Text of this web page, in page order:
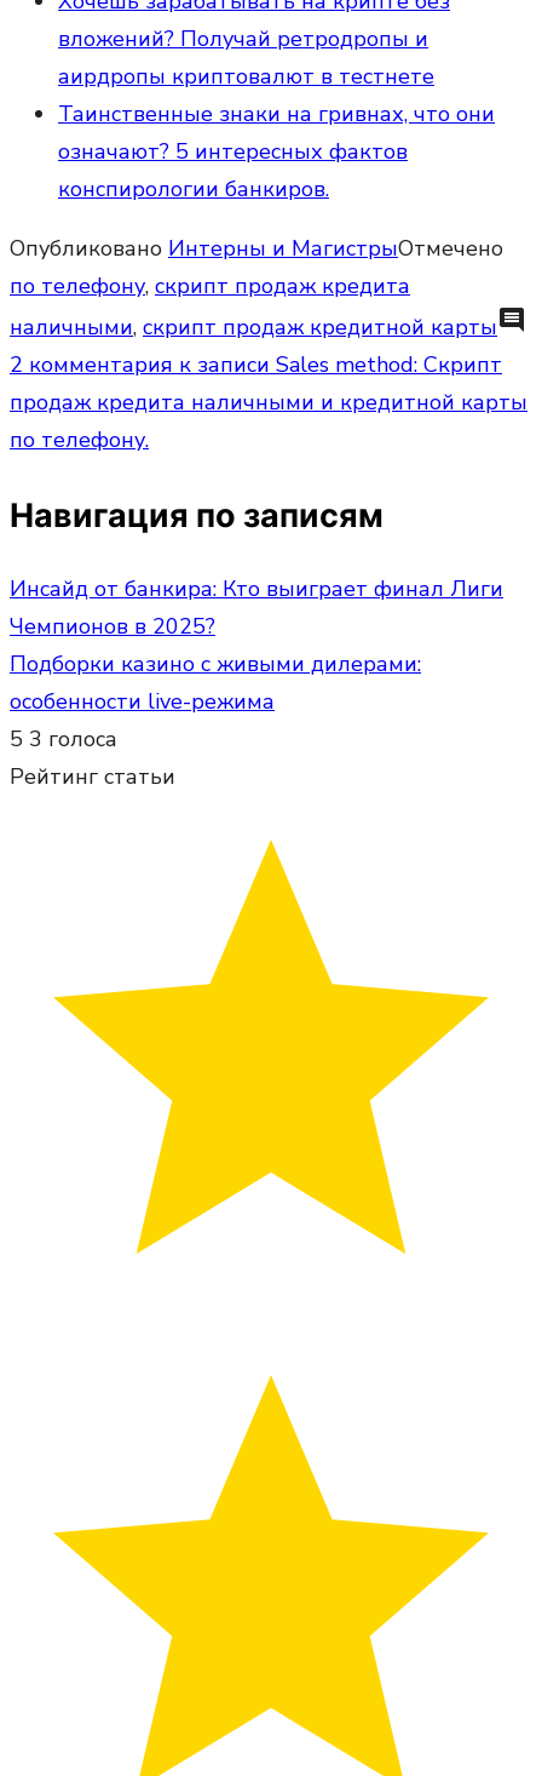
вложений? Получай ретродропы и
аирдропы криптовалют в тестнете
Таинственные знаки на гривнах, что они
означают? 5 интересных фактов
конспирологии банкиров.
Опубликовано Интерны и МагистрыОтмечено
по телефону, скрипт продаж кредита
наличными, скрипт продаж кредитной картыcomment
2 комментария к записи Sales method: Скрипт
продаж кредита наличными и кредитной карты
по телефону.
Навигация по записям
Инсайд от банкира: Кто выиграет финал Лиги
Чемпионов в 2025?
Подборки казино с живыми дилерами:
особенности live-режима
5 3 голоса
Рейтинг статьи